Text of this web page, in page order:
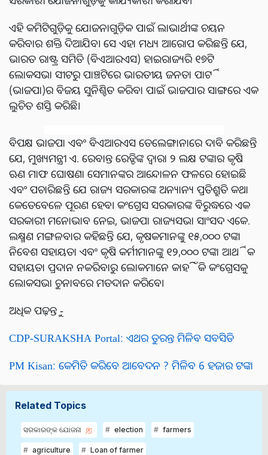
ଏହି କମିଟିଗୁଡ଼ିକୁ ଯୋଜନାଗୁଡ଼ିକ ପାଇଁ ଲାଭାର୍ଥୀଙ୍କ ଚୟନ
କରିବାର ଶକ୍ତି ଦିଆଯିବ। ସେ ଏହା ମଧ୍ୟ ଆରୋପ କରିଛନ୍ତି ଯେ,
ଭାରତ ରାଷ୍ଟ୍ର ସମିତି (ବିଏଆରଏସ) ହାଇରାଜ୍ୟରି ୧୭ଟି
ଲୋକସଭା ସୀଟରୁ ପାଞ୍ଚଟିରେ ଭାରତୀୟ ଜନତା ପାର୍ଟି
(ଭାଜପା)ର ବିଜୟ ସୁନିଶ୍ଚିତ କରିବା ପାଇଁ ଭାଜପାର ସାଙ୍ଗରେ ଏକ
ଲୁଚିତ ଶସ୍ତି କରିଛି।
ବିପକ୍ଷ ଭାଜପା ଏବଂ ବିଏଆରଏସ ତେଲେଙ୍ଗାନାରେ ଦାବି କରିଛନ୍ତି
ଯେ, ମୁଖ୍ୟମନ୍ତ୍ରୀ ଏ. ରେବାନ୍ତ ରେଡ୍ଡିଙ୍କ ଦ୍ୱାରା ୨ ଲକ୍ଷ ଟଙ୍କାର କୃଷି
ଋଣ ମାଫ ଘୋଷଣା ସେମାନଙ୍କର ଆନ୍ଦୋଳନ ଫଳରେ ହୋଇଛି
ଏବଂ ପଚାରିଛନ୍ତି ଯେ ରାଜ୍ୟ ସରକାରଙ୍କ ଅନ୍ୟାନ୍ୟ ପ୍ରତିଶ୍ରୁତି କଥା
କେତେବେଳେ ପୂରଣ ହେବ। କଂଗ୍ରେସ ସରକାରଙ୍କ ବିରୁଦ୍ଧରେ ଏକ
ସରକାରୀ ମନୋଭାବ ନେଇ, ଭାଜପା ରାଜ୍ୟସଭା ସାଂସଦ ଏକେ.
ଲକ୍ଷ୍ମଣ ମଙ୍ଗଳବାର କହିଛନ୍ତି ଯେ, କୃଷକମାନଙ୍କୁ ୧୫,୦୦୦ ଟଙ୍କା
ନିବେଶ ସହାୟତା ଏବଂ କୃଷି କର୍ମୀମାନଙ୍କୁ ୧୨,୦୦୦ ଟଙ୍କା ଆର୍ଥିକ
ସହାୟତା ପ୍ରଦାନ ନକରିବାରୁ ଲୋକମାନେ କାହିଁକି କଂଗ୍ରେସକୁ
ଲୋକସଭା ଚୁନାବରେ ମତଦାନ କରିବେ।
ଅଧିକ ପଢ଼ନ୍ତୁ -
CDP-SURAKSHA Portal: ଏଥର ତୁରନ୍ତ ମିଳିବ ସବସିଡି
PM Kisan: କେମିତି କରିବେ ଆବେଦନ ? ମିଳିବ 6 ହଜାର ଟଙ୍କା
Related Topics
ସରକାରଙ୍କ ଯୋଜନା election farmers
agriculture Loan of farmer